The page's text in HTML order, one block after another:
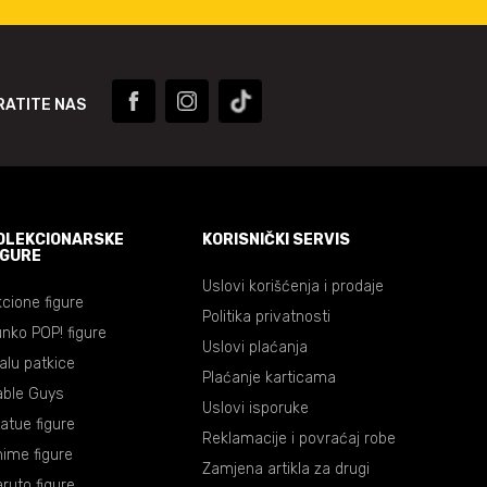
NAS
figure
POP! figure
patkice
Guys
figure
figure
KORISNIČKI SERVIS
Uslovi korišćenja i prodaje
Politika privatnosti
Uslovi plaćanja
Plaćanje karticama
Uslovi isporuke
Reklamacije i povraćaj robe
Zamjena artikla za drugi